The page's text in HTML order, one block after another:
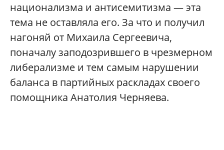
национализма и антисемитизма — эта
тема не оставляла его. За что и получил
нагоняй от Михаила Сергеевича,
поначалу заподозрившего в чрезмерном
либерализме и тем самым нарушении
баланса в партийных раскладах своего
помощника Анатолия Черняева.